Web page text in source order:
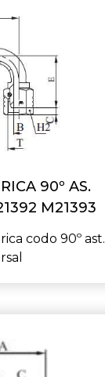
90º AS.
M21393
codo 90º ast.